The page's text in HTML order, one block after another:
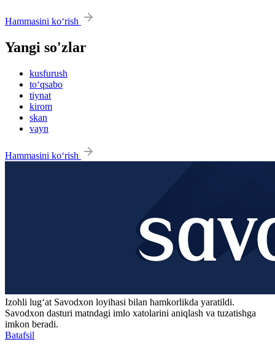
Hammasini ko‘rish
Yangi so'zlar
kusfurush
to‘qsabo
tiynat
kirom
skan
vayn
Hammasini ko‘rish
Izohli lugʻat Savodxon loyihasi bilan hamkorlikda yaratildi.
Savodxon dasturi matndagi imlo xatolarini aniqlash va tuzatishga
imkon beradi.
Batafsil